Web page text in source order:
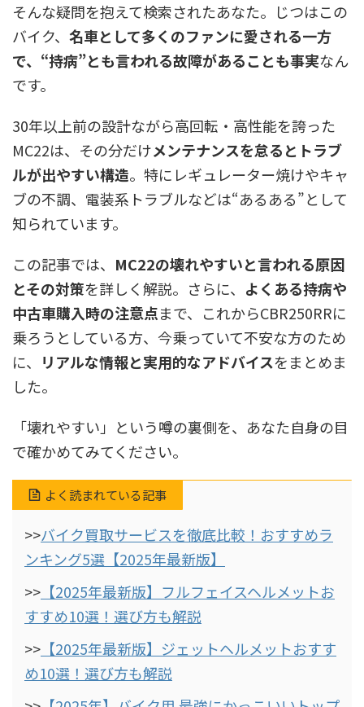
そんな疑問を抱えて検索されたあなた。じつはこの
バイク、 名車として多くのファンに愛される一方
で、“持病”とも言われる故障があることも事実なん
です。
30年以上前の設計ながら高回転・高性能を誇った
MC22は、その分だけメンテナンスを怠るとトラブ
ルが出やすい構造。特にレギュレーター焼けやキャ
ブの不調、電装系トラブルなどは“あるある”として
知られています。
この記事では、 MC22の壊れやすいと言われる原因
とその対策を詳しく解説。さらに、 よくある持病や
中古車購入時の注意点まで、これからCBR250RRに
乗ろうとしている方、今乗っていて不安な方のため
に、
リアルな情報と実用的なアドバイスをまとめま
した。
「壊れやすい」という噂の裏側を、あなた自身の目
で確かめてみてください。
よく読まれている記事
>>バイク買取サービスを徹底比較！おすすめラ
ンキング5選【2025年最新版】
>> 【2025年最新版】フルフェイスヘルメットお
すすめ10選！選び方も解説
>> 【2025年最新版】ジェットヘルメットおすす
め10選！選び方も解説